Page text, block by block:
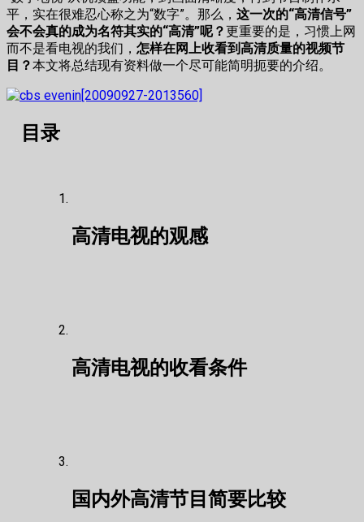
平，实在很难忍心称之为“数字”。那么， 这一次的“高清信号”
会不会真的成为名符其实的“高清”呢？更重要的是，习惯上网
而不是看电视的我们， 怎样在网上收看到高清质量的视频节
目？本文将总结现有资料做一个尽可能简明扼要的介绍。
目录
高清电视的观感
高清电视的收看条件
国内外高清节目简要比较